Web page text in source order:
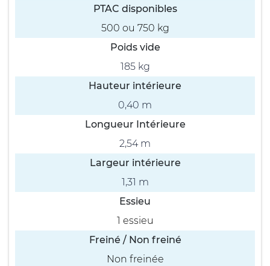
PTAC disponibles
500 ou 750 kg
Poids vide
185 kg
Hauteur intérieure
0,40 m
Longueur Intérieure
2,54 m
Largeur intérieure
1,31 m
Essieu
1 essieu
Freiné / Non freiné
Non freinée